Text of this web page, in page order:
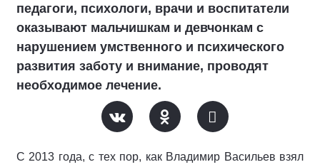
педагоги, психологи, врачи и воспитатели
оказывают мальчишкам и девчонкам с
нарушением умственного и психического
развития заботу и внимание, проводят
необходимое лечение.
С 2013 года, с тех пор, как Владимир Васильев взял